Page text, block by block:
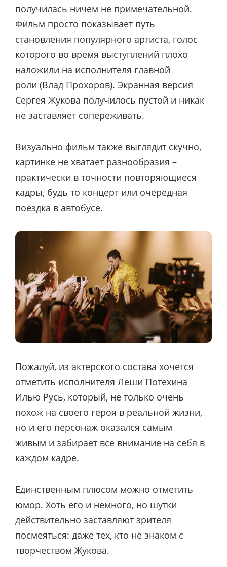
получилась ничем не примечательной.
Фильм просто показывает путь
становления популярного артиста, голос
которого во время выступлений плохо
наложили на исполнителя главной
роли (Влад Прохоров). Экранная версия
Сергея Жукова получилось пустой и никак
не заставляет сопереживать.
Визуально фильм также выглядит скучно,
картинке не хватает разнообразия –
практически в точности повторяющиеся
кадры, будь то концерт или очередная
поездка в автобусе.
Пожалуй, из актерского состава хочется
отметить исполнителя Леши Потехина
Илью Русь, который, не только очень
похож на своего героя в реальной жизни,
но и его персонаж оказался самым
живым и забирает все внимание на себя в
каждом кадре.
Единственным плюсом можно отметить
юмор. Хоть его и немного, но шутки
действительно заставляют зрителя
посмеяться: даже тех, кто не знаком с
творчеством Жукова.